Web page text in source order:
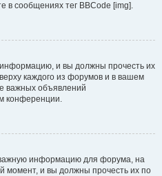
в сообщениях тег BBCode [img].
и вы должны прочесть их
каждого из форумов и в вашем
важных объявлений
конференции.
информацию для форума, на
момент, и вы должны прочесть их по